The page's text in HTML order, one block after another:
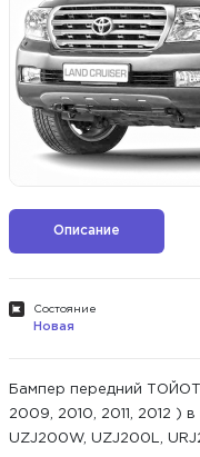
Описание
Состояние
Новая
Бампер передний
2009, 2010, 2011, 2012 )
UZJ200W, UZJ200L,